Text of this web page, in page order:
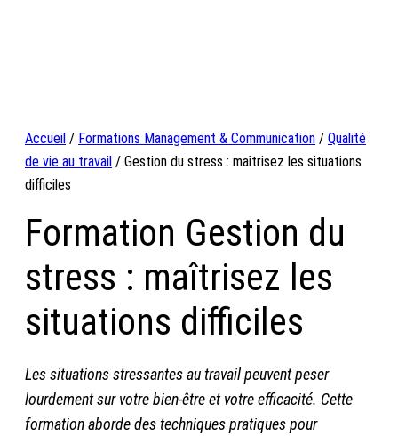
Accueil / Formations Management & Communication / Qualité
de vie au travail / Gestion du stress : maîtrisez les situations
difficiles
Formation Gestion du
stress : maîtrisez les
situations difficiles
Les situations stressantes au travail peuvent peser
lourdement sur votre bien-être et votre efficacité. Cette
formation aborde des techniques pratiques pour